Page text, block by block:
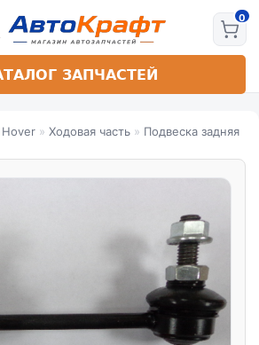
ЗАПЧАСТЕЙ
Hover » Ходовая часть » Подвеска задняя